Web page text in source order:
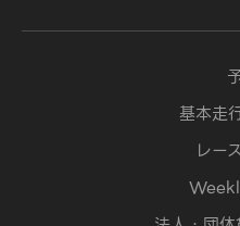
基本走
レー